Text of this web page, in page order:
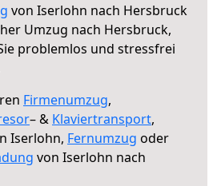
von Iserlohn nach Hersbruck
Umzug nach Hersbruck,
problemlos und stressfrei
Firmenumzug,
– & Klaviertransport,
Iserlohn, Fernumzug oder
von Iserlohn nach